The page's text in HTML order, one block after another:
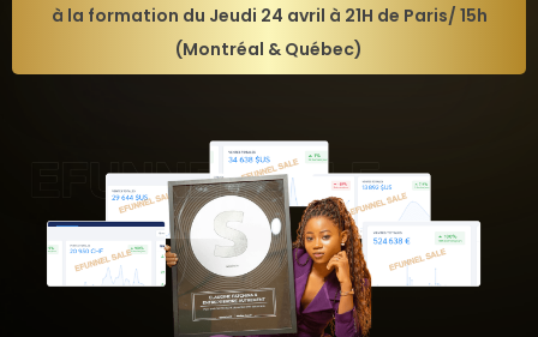
à la formation du Jeudi 24 avril à 21H de Paris/ 15h
(Montréal & Québec)